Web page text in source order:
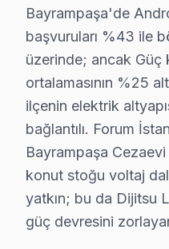
Fiziksel Belirtisi:
Neden: LED
2025 Türkiye
En Çok
5.Yazılım Problemleri
Fiziksel Belirtisi:
Neden: Yazılım
2025 Türkiye
En Çok
Bayrampaşa'daki
Bayrampaşa'de
başvuruları %43 ile
üzerinde; ancak Güç
ortalamasının %25
ilçenin elektrik
bağlantılı. Forum
Bayrampaşa
konut stoğu voltaj
yatkın; bu da Dijitsu
güç devresini